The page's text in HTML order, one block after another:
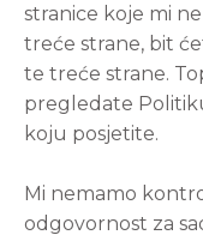
stranice koje mi
treće strane, bit
te treće strane.
pregledate
koju posjetite.
Mi nemamo
odgovornost za